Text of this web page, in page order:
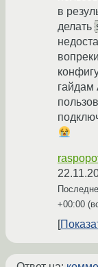
в
делать
+00:00